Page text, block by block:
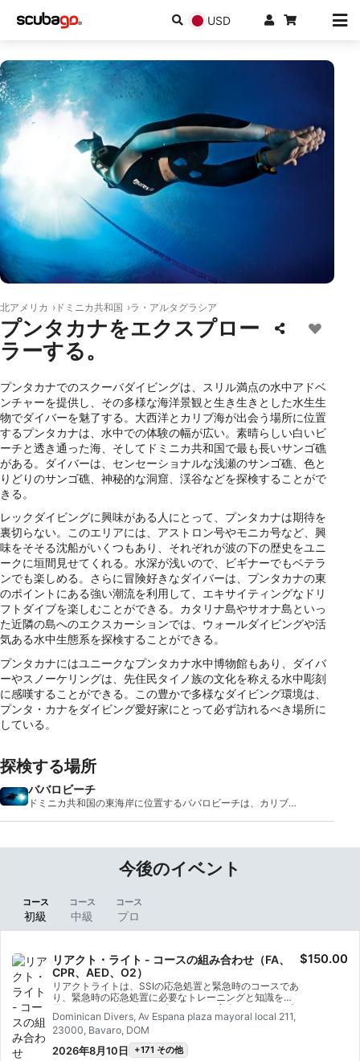
USD
北アメリカ ドミニカ共和国 ラ・アルタグラシア
プンタカナをエクスプロー
ラーする。
プンタカナでのスクーバダイビングは、スリル満点の水中アドベ
ンチャーを提供し、その多様な海洋景観と生き生きとした水生生
物でダイバーを魅了する。大西洋とカリブ海が出会う場所に位置
するプンタカナは、水中での体験の幅が広い。素晴らしい白いビ
ーチと透き通った海、そしてドミニカ共和国で最も長いサンゴ礁
がある。ダイバーは、センセーショナルな浅瀬のサンゴ礁、色と
りどりのサンゴ礁、神秘的な洞窟、渓谷などを探検することがで
きる。
レックダイビングに興味がある人にとって、プンタカナは期待を
裏切らない。このエリアには、アストロン号やモニカ号など、興
味をそそる沈船がいくつもあり、それぞれが波の下の歴史をユニ
ークに垣間見せてくれる。水深が浅いので、ビギナーでもベテラ
ンでも楽しめる。さらに冒険好きなダイバーは、プンタカナの東
のポイントにある強い潮流を利用して、エキサイティングなドリ
フトダイブを楽しむことができる。カタリナ島やサオナ島といっ
た近隣の島へのエクスカーションでは、ウォールダイビングや活
気ある水中生態系を探検することができる。
プンタカナにはユニークなプンタカナ水中博物館もあり、ダイバ
ーやスノーケリングは、先住民タイノ族の文化を称える水中彫刻
に感嘆することができる。この豊かで多様なダイビング環境は、
プンタ・カナをダイビング愛好家にとって必ず訪れるべき場所に
している。
探検する場所
ババロビーチ
ドミニカ共和国の東海岸に位置するババロビーチは、カリブ海
今後のイベント
コース
初級
コース
中級
コース
プロ
リアクト・ライト - コースの組み合わせ（FA、
CPR、AED、O2）
リアクトライトは、SSIの応急処置と緊急時のコースであ
り、緊急時の応急処置に必要なトレーニングと知識を提
供する。このダイビングプログラムは完全にフレキシブ
ルなので、一次ケア、応急処置、CPR、一次安定化技術
など、興味のあるトピックを選ぶことができる。また、
自動体外式除細動（AED）の基本や、ダイビングの緊急
事態における酸素投与についても学ぶことができる。ア
Dominican Divers, Av Espana plaza mayoral local 211,
23000, Bavaro, DOM
2026年8月10日 +171 その他
$150.00